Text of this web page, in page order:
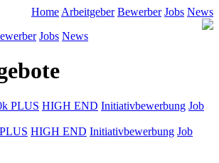
Home Arbeitgeber Bewerber Jobs News
Jobs News
PLUS HIGH END Initiativbewerbung Job
HIGH END Initiativbewerbung Job